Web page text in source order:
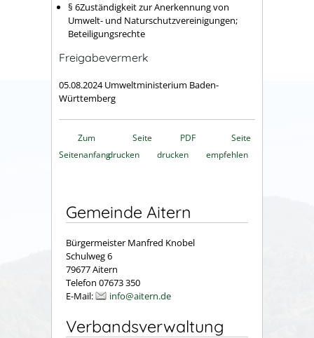
§ 6Zuständigkeit zur Anerkennung von
Umwelt- und Naturschutzvereinigungen;
Beteiligungsrechte
Freigabevermerk
05.08.2024 Umweltministerium Baden-
Württemberg
Zum
Seitenanfang
Seite
drucken
PDF
drucken
Seite
empfehlen
Gemeinde Aitern
Bürgermeister Manfred Knobel
Schulweg 6
79677 Aitern
Telefon 07673 350
E-Mail:
info@aitern.de
Verbandsverwaltung